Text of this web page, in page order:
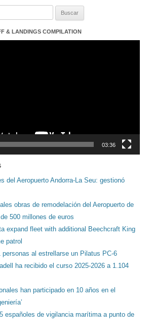
& LANDINGS COMPILATION
03:36
del Aeropuerto Andorra-La Seu: gestionó
obras de remodelación del Aeropuerto de
500 millones de euros
expand fleet with additional Beechcraft King
patrol
personas al estrellarse un Pilatus PC-6
ha recibido el curso 2025-2026 a 1.104
han participado en 10 años en el
españoles de vigilancia marítima a punto de